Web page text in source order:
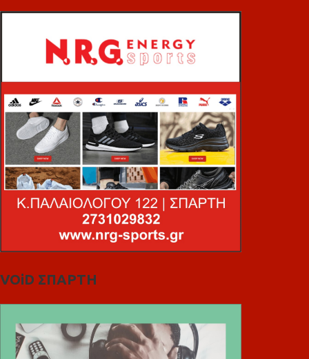
VOiD ΣΠΑΡΤΗ